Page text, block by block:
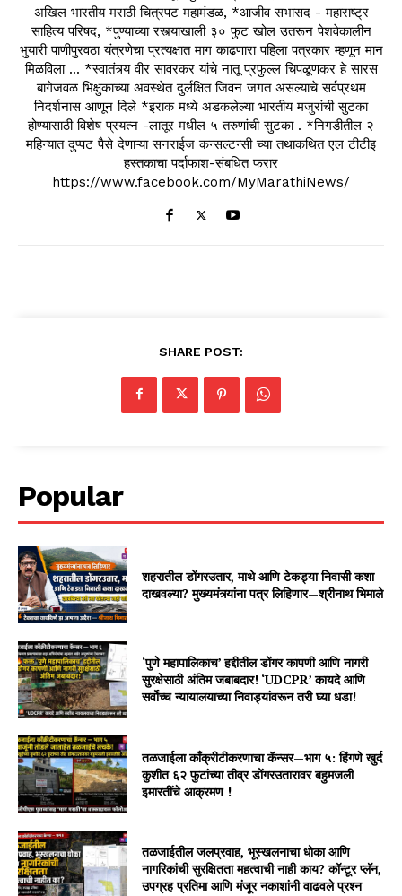
अखिल भारतीय मराठी चित्रपट महामंडळ, *आजीव सभासद - महाराष्ट्र
साहित्य परिषद, *पुण्याच्या रस्त्याखाली ३० फुट खोल उतरून पेशवेकालीन
भुयारी पाणीपुरवठा यंत्रणेचा प्रत्यक्षात माग काढणारा पहिला पत्रकार म्हणून मान
मिळविला ... *स्वातंत्र्य वीर सावरकर यांचे नातू प्रफुल्ल चिपळूणकर हे सारस
बागेजवळ भिक्षुकाच्या अवस्थेत दुर्लक्षित जिवन जगत असल्याचे सर्वप्रथम
निदर्शनास आणून दिले *इराक मध्ये अडकलेल्या भारतीय मजुरांची सुटका
होण्यासाठी विशेष प्रयत्न -लातूर मधील ५ तरुणांची सुटका . *निगडीतील २
महिन्यात दुप्पट पैसे देणाऱ्या सनराईज कन्सल्टन्सी च्या तथाकथित एल टीटीइ
हस्तकाचा पर्दाफाश-संबधित फरार
https://www.facebook.com/MyMarathiNews/
SHARE POST:
Popular
शहरातील डोंगरउतार, माथे आणि टेकड्या निवासी कशा
दाखवल्या? मुख्यमंत्र्यांना पत्र लिहिणार—श्रीनाथ भिमाले
‘पुणे महापालिकाच’ हद्दीतील डोंगर कापणी आणि नागरी
सुरक्षेसाठी अंतिम जबाबदार! ‘UDCPR’ कायदे आणि
सर्वोच्च न्यायालयाच्या निवाड्यांवरून तरी घ्या धडा!
तळजाईला काँक्रीटीकरणाचा कॅन्सर—भाग ५: हिंगणे खुर्द
कुशीत ६२ फुटांच्या तीव्र डोंगरउतारावर बहुमजली
इमारतींचे आक्रमण !
तळजाईतील जलप्रवाह, भूस्खलनाचा धोका आणि
नागरिकांची सुरक्षितता महत्वाची नाही काय? कॉन्टूर प्लॅन,
उपग्रह प्रतिमा आणि मंजूर नकाशांनी वाढवले प्रश्न